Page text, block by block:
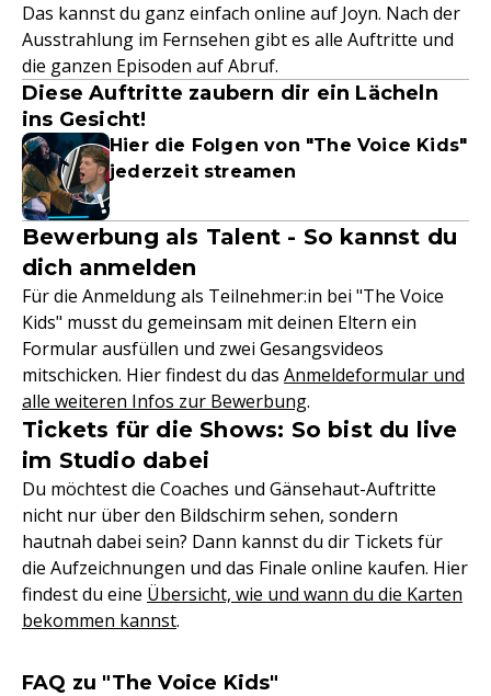
Das kannst du ganz einfach online auf Joyn. Nach der
Ausstrahlung im Fernsehen gibt es alle Auftritte und
die ganzen Episoden auf Abruf.
Diese Auftritte zaubern dir ein Lächeln
ins Gesicht!
Hier die Folgen von "The Voice Kids"
jederzeit streamen
Bewerbung als Talent - So kannst du
dich anmelden
Für die Anmeldung als Teilnehmer:in bei "The Voice
Kids" musst du gemeinsam mit deinen Eltern ein
Formular ausfüllen und zwei Gesangsvideos
mitschicken. Hier findest du das Anmeldeformular und
alle weiteren Infos zur Bewerbung.
Tickets für die Shows: So bist du live
im Studio dabei
Du möchtest die Coaches und Gänsehaut-Auftritte
nicht nur über den Bildschirm sehen, sondern
hautnah dabei sein? Dann kannst du dir Tickets für
die Aufzeichnungen und das Finale online kaufen. Hier
findest du eine Übersicht, wie und wann du die Karten
bekommen kannst.
FAQ zu "The Voice Kids"